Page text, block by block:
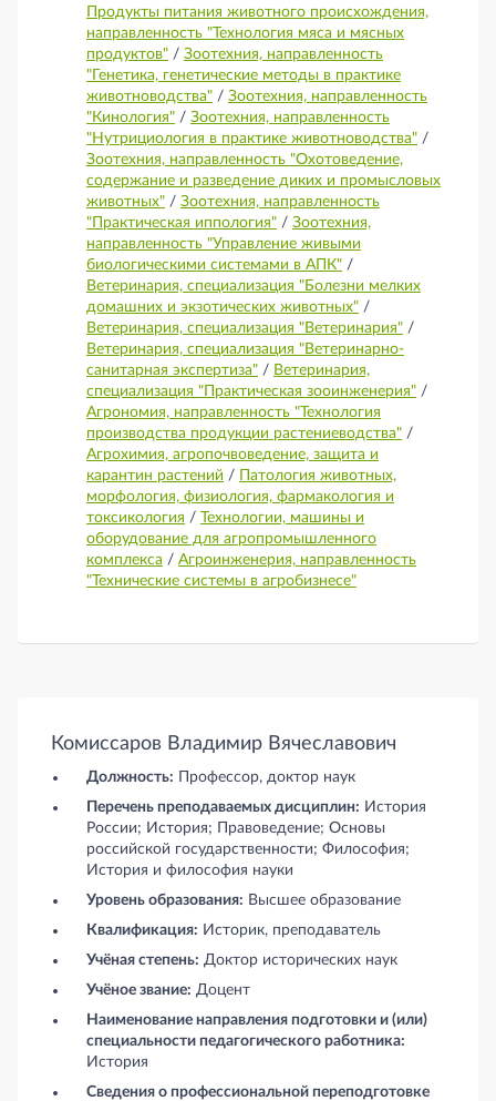
Продукты питания животного происхождения,
направленность "Технология мяса и мясных
продуктов" / Зоотехния, направленность
"Генетика, генетические методы в практике
животноводства" / Зоотехния, направленность
"Кинология" / Зоотехния, направленность
"Нутрициология в практике животноводства" /
Зоотехния, направленность "Охотоведение,
содержание и разведение диких и промысловых
животных" / Зоотехния, направленность
"Практическая иппология" / Зоотехния,
направленность "Управление живыми
биологическими системами в АПК" /
Ветеринария, специализация "Болезни мелких
домашних и экзотических животных" /
Ветеринария, специализация "Ветеринария" /
Ветеринария, специализация "Ветеринарно-
санитарная экспертиза" / Ветеринария,
специализация "Практическая зооинженерия" /
Агрономия, направленность "Технология
производства продукции растениеводства" /
Агрохимия, агропочвоведение, защита и
карантин растений / Патология животных,
морфология, физиология, фармакология и
токсикология / Технологии, машины и
оборудование для агропромышленного
комплекса / Агроинженерия, направленность
"Технические системы в агробизнесе"
Комиссаров Владимир Вячеславович
Должность: Профессор, доктор наук
Перечень преподаваемых дисциплин: История
России; История; Правоведение; Основы
российской государственности; Философия;
История и философия науки
Уровень образования: Высшее образование
Квалификация: Историк, преподаватель
Учёная степень: Доктор исторических наук
Учёное звание: Доцент
Наименование направления подготовки и (или)
специальности педагогического работника:
История
Сведения о профессиональной переподготовке